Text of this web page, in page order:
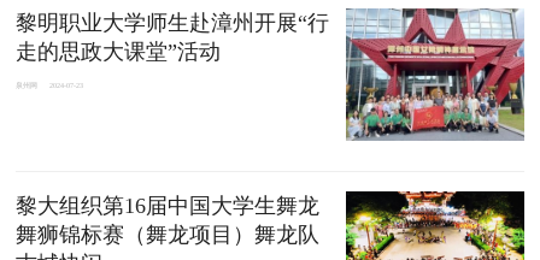
黎明职业大学师生赴漳州开展“行
走的思政大课堂”活动
泉州网 2024-07-23
黎大组织第16届中国大学生舞龙
舞狮锦标赛（舞龙项目）舞龙队